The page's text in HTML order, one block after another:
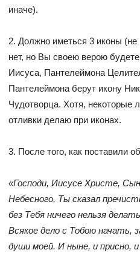
иначе).
2. Должно иметься 3 иконы
нет, но Вы своею верою
Иисуса, Пантелеймона
Пантелеймона берут икону
Чудотворца. Хотя, некоторые
отливки делаю при иконах.
3. После того, как поставили
«Господи, Иисусе Христе,
Небесного, Ты сказал
без Тебя ничего нельзя
Всякое дело с Тобою начать,
души моей. И ныне, и присно,